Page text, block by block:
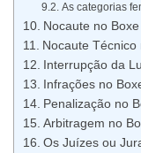
As categorias
Nocaute no Boxe
Nocaute Técnico
Interrupção da
Infrações no
Penalização no
Arbitragem no
Os Juízes ou